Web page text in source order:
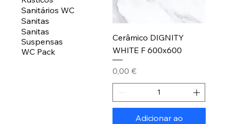
Sanitários WC
Sanitas
Sanitas
Suspensas
WC Pack
Cerâmico DIGNITY
WHITE F 600x600
Preço
0,00 €
Adicionar ao